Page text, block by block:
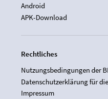
Android
APK-Download
Rechtliches
Nutzungsbedingungen der
Datenschutzerklärung für
Impressum